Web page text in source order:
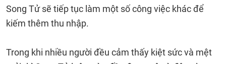
Song Tử sẽ tiếp tục làm một số công việc khác để
kiếm thêm thu nhập.
Trong khi nhiều người đều cảm thấy kiệt sức và mệt